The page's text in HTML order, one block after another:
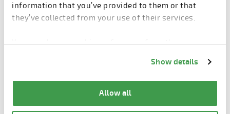
information that you’ve provided to them or that
they’ve collected from your use of their services.
You can change cookie preferences from the
Show details
Allow all
Einfache Installation
Fabrik mit hoher Präzision und glatten Oberflächen
"Außerdem lassen sich die Acotec-Wände leicht